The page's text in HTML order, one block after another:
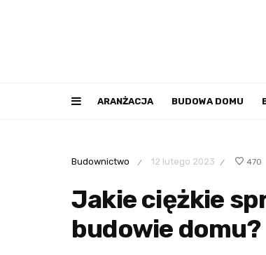
ARANŻACJA BUDOWA DOMU
Budownictwo / 12 lutego 2023 / 470
Jakie ciężkie
budowie domu?